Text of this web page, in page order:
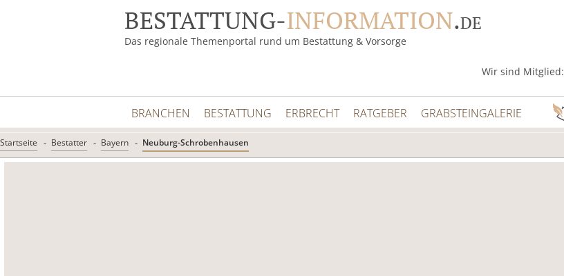
BESTATTUNG-INFORMATION.DE
Das regionale Themenportal rund um Bestattung & Vorsorge
Wir sind Mitglied:
BRANCHEN BESTATTUNG ERBRECHT RATGEBER GRABSTEINGALERIE
Startseite Bestatter Bayern Neuburg-Schrobenhausen